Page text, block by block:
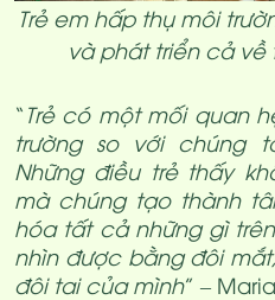
Trẻ em hấp thụ môi
và phát triển cả về
“ Trẻ có một mối quan
trường so với chúng
Những điều trẻ thấy
mà chúng tạo thành
hóa tất cả những gì
nhìn được bằng đôi
đôi tai của mình” –